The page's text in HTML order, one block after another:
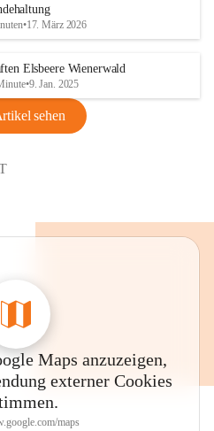
•17. März 2026
Elsbeere Wienerwald
•9. Jan. 2025
sehen
Maps anzuzeigen,
externer Cookies
maps